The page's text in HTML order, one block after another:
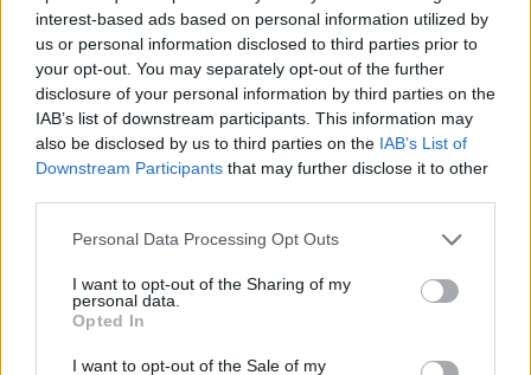
interest-based ads based on personal information utilized by
us or personal information disclosed to third parties prior to
your opt-out. You may separately opt-out of the further
disclosure of your personal information by third parties on the
IAB’s list of downstream participants. This information may
also be disclosed by us to third parties on the IAB’s List of
Downstream Participants that may further disclose it to other
Personal Data Processing Opt Outs
I want to opt-out of the Sharing of my
personal data.
Opted In
I want to opt-out of the Sale of my
Lactancia materna en México: qué dice la ley
sobre tus derechos como mamá
LEER